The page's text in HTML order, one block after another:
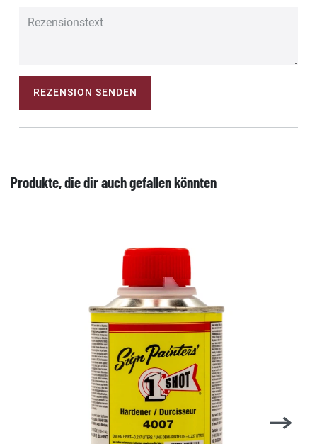
REZENSION SENDEN
Produkte, die dir auch gefallen könnten